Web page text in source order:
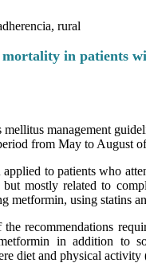
rural
in patients
management
from May to August
to patients who
mostly related to
metformin, using statins
recommendations
in addition to
diet and physical